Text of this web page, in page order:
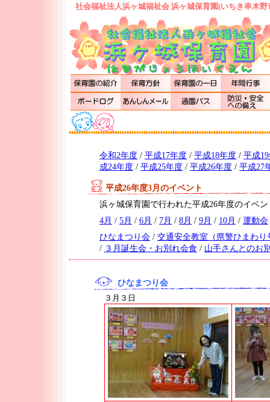
社会福祉法人浜ヶ城福祉会 浜ヶ城保育園(いちき串木野
令和2年度 / 平成17年度 / 平成18年度 / 平成
成24年度 / 平成25年度 / 平成26年度 / 平成27
平成26年度3月のイベント
浜ヶ城保育園で行われた平成26年度のイベ
4月 / 5月 / 6月 / 7月 / 8月 / 9月 / 10月 / 運動会
ひなまつり会 / 交通安全教室（県警ひまわり
/ ３月誕生会・お別れ会食 / 山手さんとのお
ひなまつり会
３月３日